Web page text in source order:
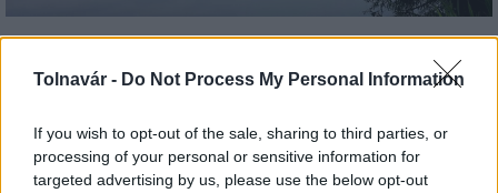
Tolnavár - Do Not Process My Personal Information
If you wish to opt-out of the sale, sharing to third parties, or
processing of your personal or sensitive information for
targeted advertising by us, please use the below opt-out
Az atomerőmű egyetlen hatása a környezetre, hogy a
Duna vizét némileg felmelegíti